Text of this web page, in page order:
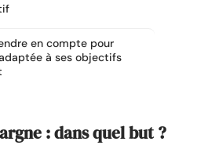
en compte pour
à ses objectifs
: dans quel but ?